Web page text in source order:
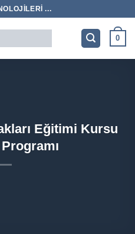
...
0
Eğitimi Kursu